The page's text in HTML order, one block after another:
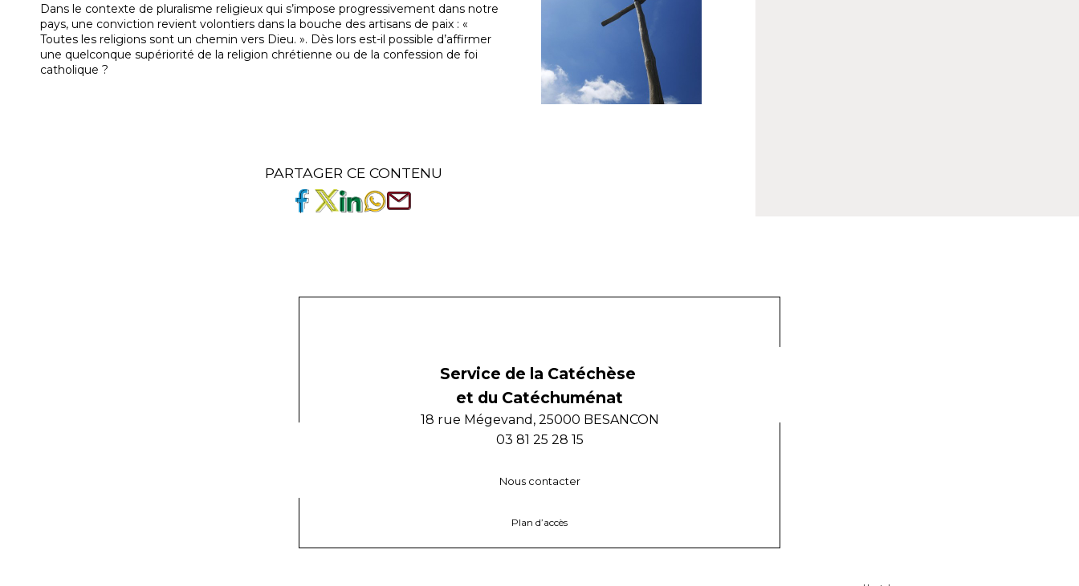
Dans le contexte de pluralisme religieux qui s’impose progressivement dans notre
pays, une conviction revient volontiers dans la bouche des artisans de paix : «
Toutes les religions sont un chemin vers Dieu. ». Dès lors est-il possible d’affirmer
une quelconque supériorité de la religion chrétienne ou de la confession de foi
catholique ?
PARTAGER CE CONTENU
Service de la Catéchèse
et du Catéchuménat
18 rue Mégevand, 25000 BESANCON
03 81 25 28 15
Nous contacter
Plan d’accès